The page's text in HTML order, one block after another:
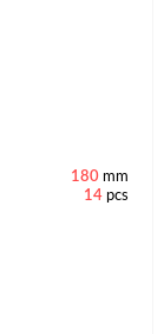
180 mm
14 pcs